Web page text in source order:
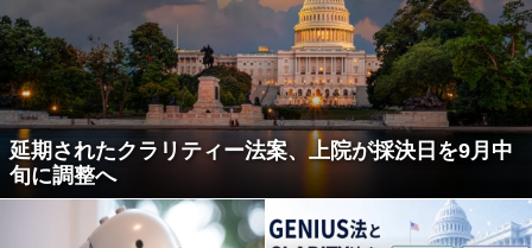
延期されたクラリティー法案、上院が採決日を9月中
旬に調整へ